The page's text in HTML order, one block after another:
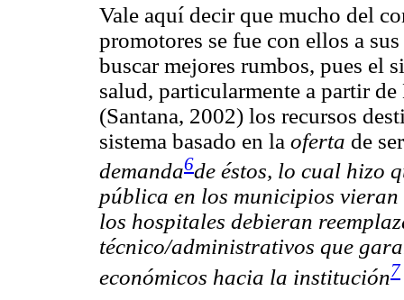
Vale aquí decir que mucho del
promotores se fue con ellos a
buscar mejores rumbos, pues el
salud, particularmente a partir
(Santana, 2002) los recursos
sistema basado en la oferta de
demanda6de éstos, lo cual hizo
pública en los municipios vieran
los hospitales debieran
técnico/administrativos que
económicos hacia la institución7